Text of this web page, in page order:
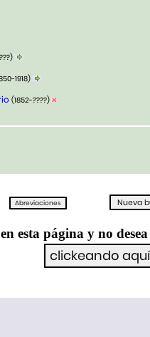
1918)
(1852-????)
esta página y no